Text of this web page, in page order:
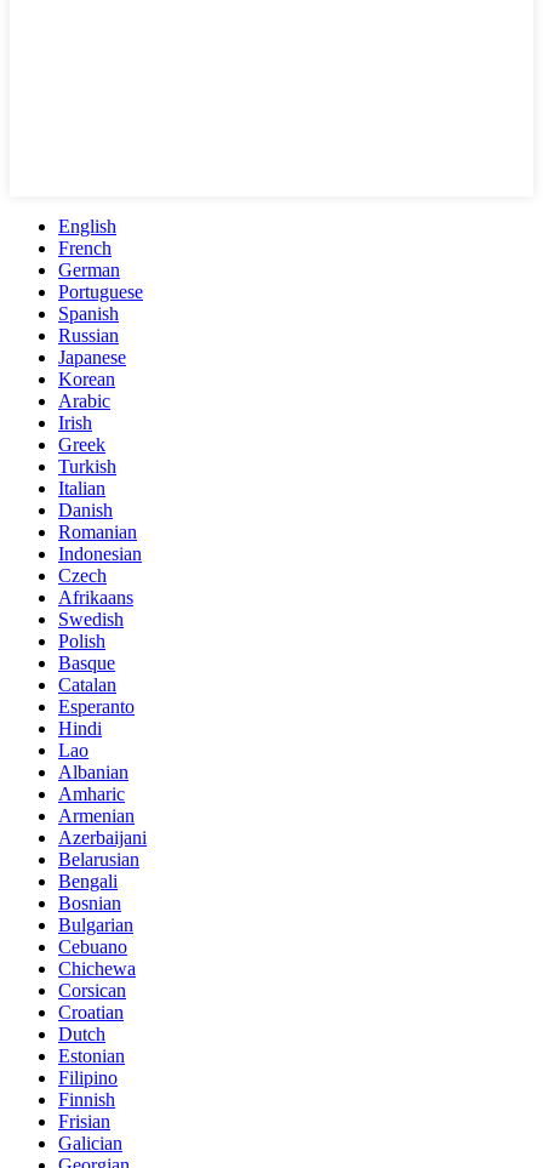
English
French
German
Portuguese
Spanish
Russian
Japanese
Korean
Arabic
Irish
Greek
Turkish
Italian
Danish
Romanian
Indonesian
Czech
Afrikaans
Swedish
Polish
Basque
Catalan
Esperanto
Hindi
Lao
Albanian
Amharic
Armenian
Azerbaijani
Belarusian
Bengali
Bosnian
Bulgarian
Cebuano
Chichewa
Corsican
Croatian
Dutch
Estonian
Filipino
Finnish
Frisian
Galician